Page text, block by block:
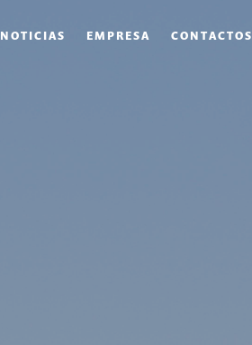
NOTICIAS EMPRESA CONTACTOS